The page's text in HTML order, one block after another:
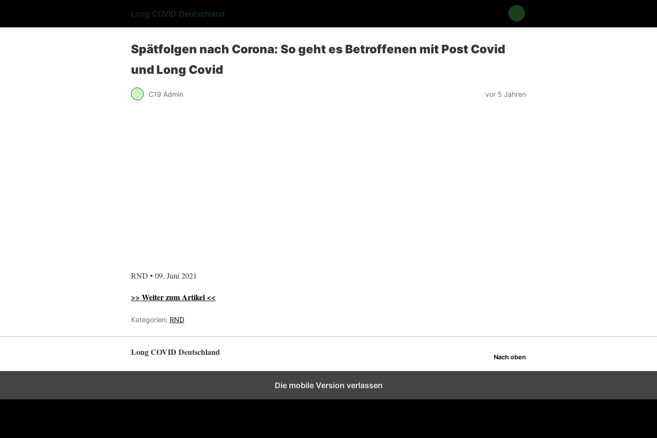
Long COVID Deutschland
Spätfolgen nach Corona: So geht es Betroffenen mit Post Covid
und Long Covid
C19 Admin vor 5 Jahren
RND • 09. Juni 2021
>> Weiter zum Artikel <<
Kategorien: RND
Long COVID Deutschland Nach oben
Die mobile Version verlassen